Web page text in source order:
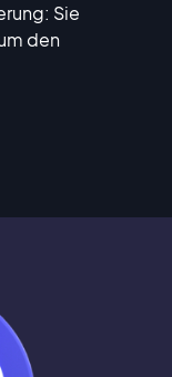
Sie
den